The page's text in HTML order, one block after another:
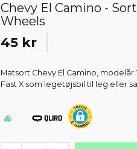
Chevy El Camino -
Wheels
45 kr
Matsort Chevy El Camino, modelår
Fast X som legetøjsbil til leg eller